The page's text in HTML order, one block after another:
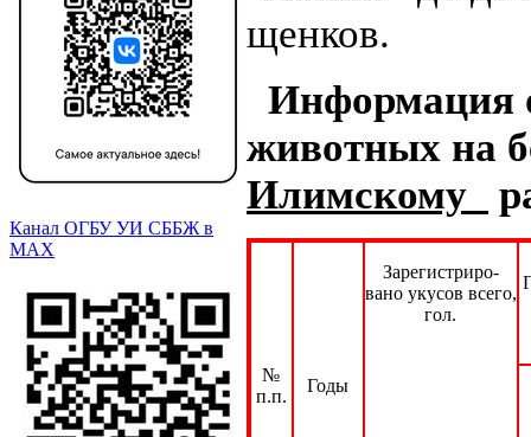
Канал ОГБУ УИ СББЖ в
МАХ
щенков.
Информация
животных на
Илимскому
№
п.п.
Годы
Зарегистриро-
вано укусов всего,
гол.